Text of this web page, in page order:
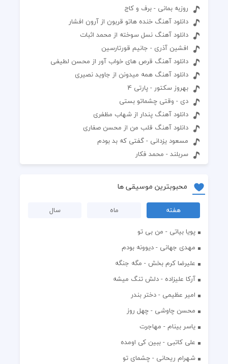
روزبه بمانی - برف و کاج
دانلود آهنگ خنده هاتو قربون از آرون افشار
دانلود آهنگ نسل سوخته از محمد اثبات
افشین آذری - جانیم قورتارسین
دانلود آهنگ قرص های خواب آور از محسن لطیفی
دانلود آهنگ همه میدونن از جاوید نصیری
بهروز سکتور - پارتی 4
دی - وقتی چشماتو بستی
دانلود آهنگ پندار از شهاب مظفری
دانلود آهنگ قلب من از محسن صفاری
مسعود یزدانی - گفتی که بد بودم
سربلند - محمد فکار
محبوبترین موسیقی ها
هفته ماه
سال
پویا بیاتی - من بی تو
مهدی جهانی - دیوونه بودم
علیرضا کرم بخش - مگه جنگه
آرکا علیزاده - دلش تنگ میشه
امیر عظیمی - دختر بندر
محسن چاوشی - چهل روز
یاسر بینام - مهاجرت
علی کاتبی - ببین کی اومده
شهرام ریحانی - چشمای تو